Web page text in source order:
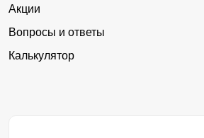
Акции
Вопросы и ответы
Калькулятор